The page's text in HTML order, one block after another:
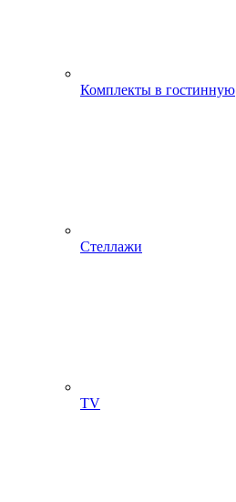
Комплекты в гостинную
Стеллажи
ТV